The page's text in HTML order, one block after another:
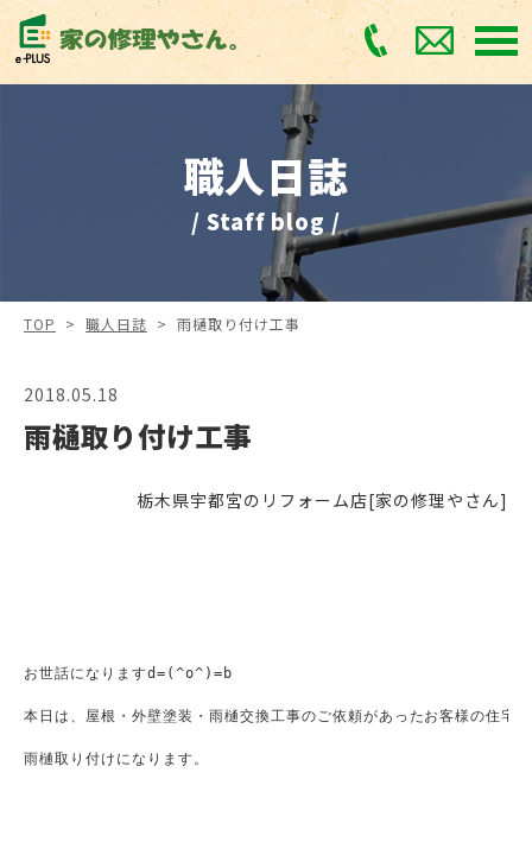
職人日誌
/ Staff blog /
TOP > 職人日誌 > 雨樋取り付け工事
2018.05.18
雨樋取り付け工事
栃木県宇都宮のリフォーム店[家の修理やさん]
お世話になりますd=(^o^)=b
本日は、屋根・外壁塗装・雨樋交換工事のご依頼があったお客様の住宅
雨樋取り付けになります。